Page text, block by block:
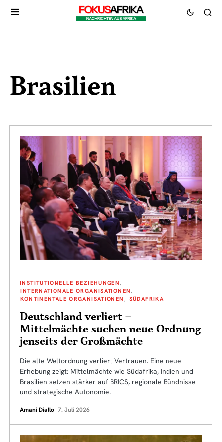
Brasilien
INSTITUTIONELLE BEZIEHUNGEN
INTERNATIONALE ORGANISATIONEN
KONTINENTALE ORGANISATIONEN
SÜDAFRIKA
Deutschland verliert –
Mittelmächte suchen neue Ordnung
jenseits der Großmächte
Die alte Weltordnung verliert Vertrauen. Eine neue
Erhebung zeigt: Mittelmächte wie Südafrika, Indien und
Brasilien setzen stärker auf BRICS, regionale Bündnisse
und strategische Autonomie.
Amani Diallo 7. Juli 2026